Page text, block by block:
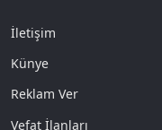
İletişim
Künye
Reklam Ver
Vefat İlanları